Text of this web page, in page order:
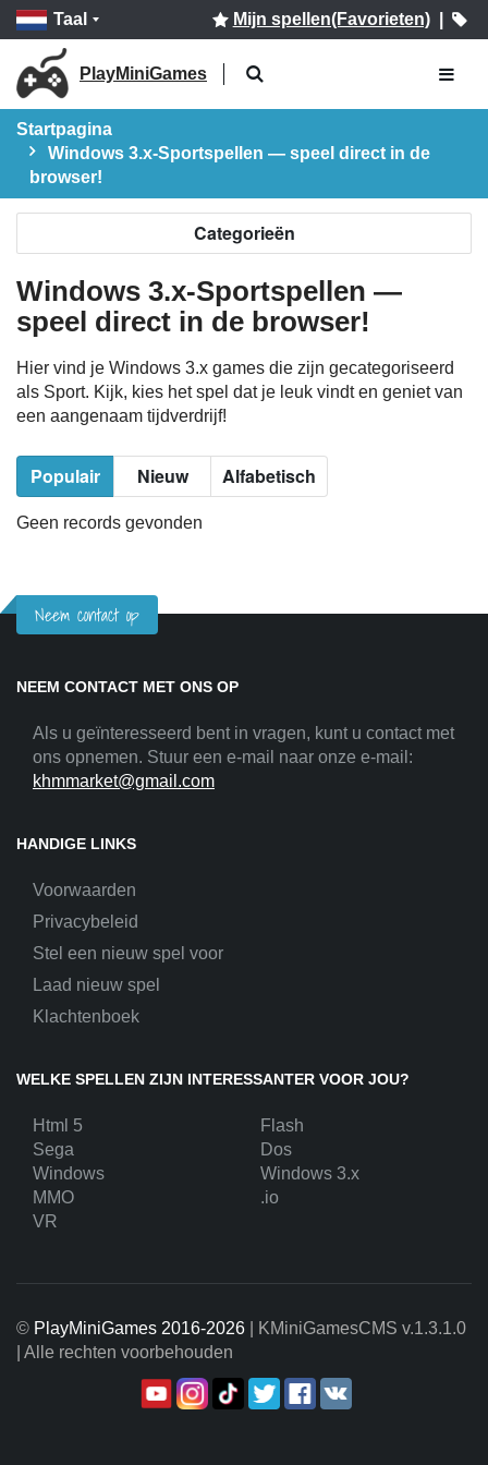
Taal Mijn spellen(Favorieten)|
PlayMiniGames
Startpagina
Windows 3.x-Sportspellen — speel direct in de
browser!
Categorieën
Windows 3.x-Sportspellen —
speel direct in de browser!
Hier vind je Windows 3.x games die zijn gecategoriseerd
als Sport. Kijk, kies het spel dat je leuk vindt en geniet van
een aangenaam tijdverdrijf!
Populair Nieuw Alfabetisch
Geen records gevonden
Neem contact op
NEEM CONTACT MET ONS OP
Als u geïnteresseerd bent in vragen, kunt u contact met
ons opnemen. Stuur een e-mail naar onze e-mail:
khmmarket@gmail.com
HANDIGE LINKS
Voorwaarden
Privacybeleid
Stel een nieuw spel voor
Laad nieuw spel
Klachtenboek
WELKE SPELLEN ZIJN INTERESSANTER VOOR JOU?
Html 5
Flash
Sega
Dos
Windows
Windows 3.x
MMO
.io
VR
© PlayMiniGames 2016-2026 | KMiniGamesCMS v.1.3.1.0
| Alle rechten voorbehouden